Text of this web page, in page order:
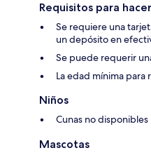
Requisitos para
Se requiere una
un depósito en
Se puede requerir
La edad mínima para
Niños
Cunas no disponibles
Mascotas